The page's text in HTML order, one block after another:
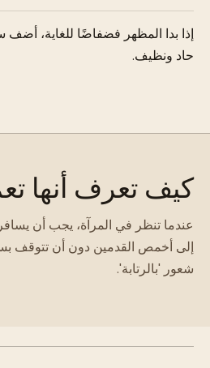
إذا بدا المظهر فضفاضًا للغاية،
حاد ونظيف.
كيف تعرف أنها
عندما تنظر في المرآة، يجب أن
إلى أخمص القدمين دون أن تتوقف
شعور 'بالرتابة'.